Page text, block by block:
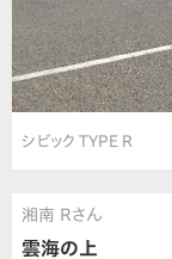
シビック TYPE R
湘南 Rさん
雲海の上